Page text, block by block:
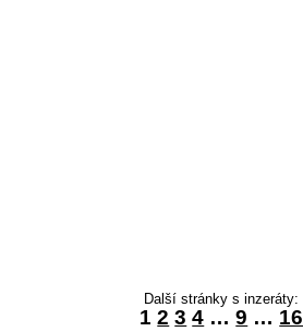
Další stránky s inzeráty:
12 3 4 …9 … 16